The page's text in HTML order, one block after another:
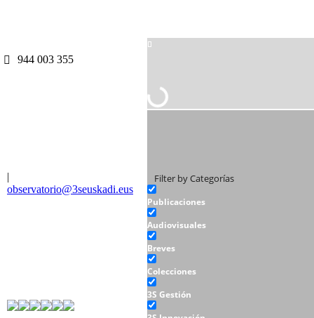
944 003 355
|
observatorio@3seuskadi.eus
Filter by Categorías
Publicaciones
Audiovisuales
Breves
Colecciones
3S Gestión